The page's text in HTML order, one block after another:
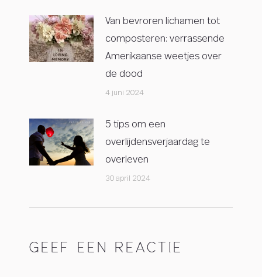
Van bevroren lichamen tot
composteren: verrassende
Amerikaanse weetjes over
de dood
4 juni 2024
5 tips om een
overlijdensverjaardag te
overleven
30 april 2024
GEEF EEN REACTIE